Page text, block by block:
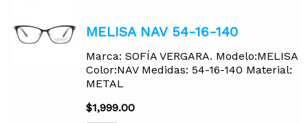
MELISA NAV 54-16-140
Marca: SOFÍA VERGARA. Modelo:MELISA
Color:NAV Medidas: 54-16-140 Material:
METAL
$1,999.00